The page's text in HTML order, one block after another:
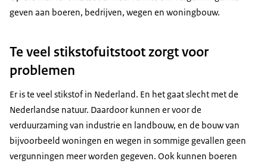
geven aan boeren, bedrijven, wegen en woningbouw.
Te veel stikstofuitstoot zorgt voor
problemen
Er is te veel stikstof in Nederland. En het gaat slecht met de
Nederlandse natuur. Daardoor kunnen er voor de
verduurzaming van industrie en landbouw, en de bouw van
bijvoorbeeld woningen en wegen in sommige gevallen geen
vergunningen meer worden gegeven. Ook kunnen boeren